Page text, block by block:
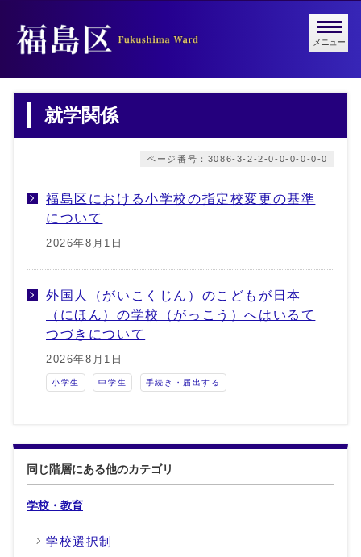
メニュー
就学関係
ページ番号：3086-3-2-2-0-0-0-0-0-0
福島区における小学校の指定校変更の基準
について
2026年8月1日
外国人（がいこくじん）のこどもが日本
（にほん）の学校（がっこう）へはいるて
つづきについて
2026年8月1日
小学生 中学生 手続き・届出する
同じ階層にある他のカテゴリ
学校・教育
学校選択制